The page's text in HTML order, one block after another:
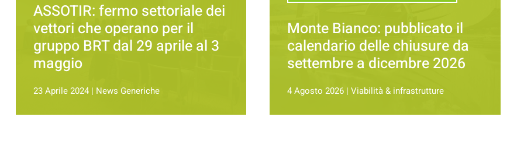
ASSOTIR: fermo settoriale dei
vettori che operano per il
gruppo BRT dal 29 aprile al 3
maggio
23 Aprile 2024| News Generiche
Monte Bianco: pubblicato il
calendario delle chiusure da
settembre a dicembre 2026
4 Agosto 2026 |Viabilità & infrastrutture